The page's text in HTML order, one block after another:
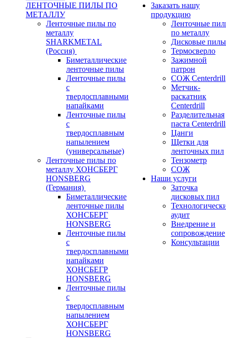
ЛЕНТОЧНЫЕ ПИЛЫ ПО
МЕТАЛЛУ
Ленточные пилы по
металлу
SHARKMETAL
(Россия)
Биметаллические
ленточные пилы
Ленточные пилы
с
твердосплавными
напайками
Ленточные пилы
с
твердосплавным
напылением
(универсальные)
Ленточные пилы по
металлу ХОНСБЕРГ
HONSBERG
(Германия)
Биметаллические
ленточные пилы
ХОНСБЕРГ
HONSBERG
Ленточные пилы
с
твердосплавными
напайками
ХОНСБЕГР
HONSBERG
Ленточные пилы
с
твердосплавным
напылением
ХОНСБЕРГ
HONSBERG
Заказать нашу
продукцию
Ленточные
по металлу
Дисковые пилы
Термосверло
Зажимной
патрон
СОЖ Centerdrill
Метчик-
раскатник
Centerdrill
Разделительная
паста Centerdrill
Цанги
Щетки для
ленточных пил
Тензометр
СОЖ
Наши услуги
Заточка
дисковых пил
аудит
Внедрение и
сопровождение
Консультации